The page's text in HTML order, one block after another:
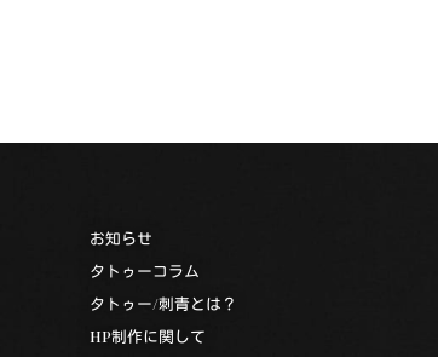
お知らせ
タトゥーコラム
タトゥー/刺青とは？
HP制作に関して